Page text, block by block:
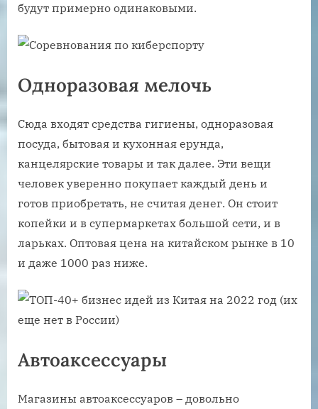
будут примерно одинаковыми.
Одноразовая мелочь
Сюда входят средства гигиены, одноразовая
посуда, бытовая и кухонная ерунда,
канцелярские товары и так далее. Эти вещи
человек уверенно покупает каждый день и
готов приобретать, не считая денег. Он стоит
копейки и в супермаркетах большой сети, и в
ларьках. Оптовая цена на китайском рынке в 10
и даже 1000 раз ниже.
Автоаксессуары
Магазины автоаксессуаров – довольно